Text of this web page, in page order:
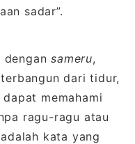
sadar”.
dengansameru,
dari tidur,
memahami
ragu-ragu atau
kata yang